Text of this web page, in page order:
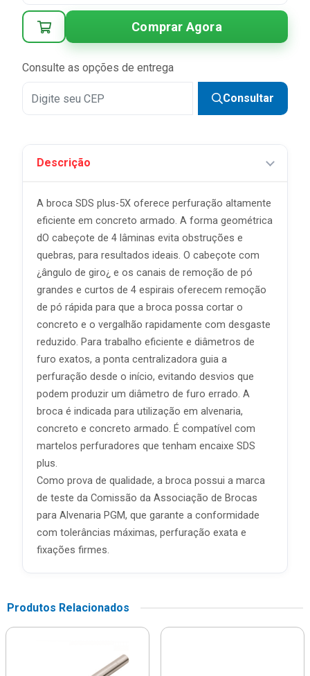
Comprar Agora
Consulte as opções de entrega
Consultar
Descrição
A broca SDS plus-5X oferece perfuração altamente
eficiente em concreto armado. A forma geométrica
dO cabeçote de 4 lâminas evita obstruções e
quebras, para resultados ideais. O cabeçote com
¿ângulo de giro¿ e os canais de remoção de pó
grandes e curtos de 4 espirais oferecem remoção
de pó rápida para que a broca possa cortar o
concreto e o vergalhão rapidamente com desgaste
reduzido. Para trabalho eficiente e diâmetros de
furo exatos, a ponta centralizadora guia a
perfuração desde o início, evitando desvios que
podem produzir um diâmetro de furo errado. A
broca é indicada para utilização em alvenaria,
concreto e concreto armado. É compatível com
martelos perfuradores que tenham encaixe SDS
plus.
Como prova de qualidade, a broca possui a marca
de teste da Comissão da Associação de Brocas
para Alvenaria PGM, que garante a conformidade
com tolerâncias máximas, perfuração exata e
fixações firmes.
Produtos Relacionados